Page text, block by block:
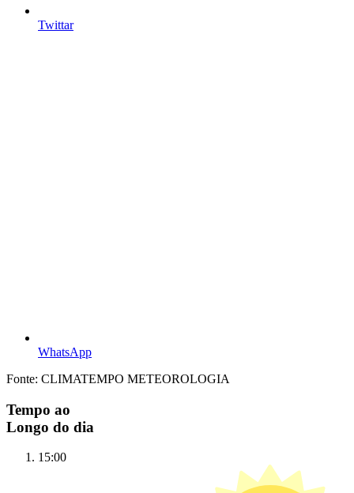
Twittar
WhatsApp
Fonte: CLIMATEMPO METEOROLOGIA
Tempo ao
Longo do dia
15:00